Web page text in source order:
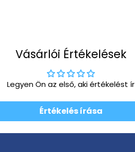
Vásárlói Értékelések
Legyen Ön az első, aki értékelést ír
Értékelés írása